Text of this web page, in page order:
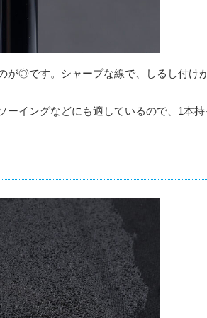
が◎です。シャープな線で、しるし付け
イングなどにも適しているので、1本持